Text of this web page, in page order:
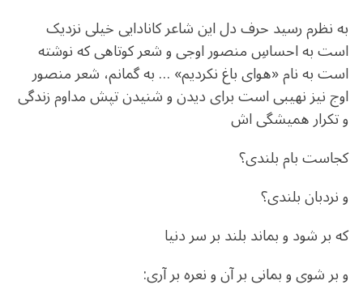
به نظرم رسید حرف دل این شاعر کانادایی خیلی نزدیک
است به احساسِ منصور اوجی و شعر کوتاهی که نوشته
است به نام «هوای باغ نکردیم» … به گمانم، شعر منصور
اوج نیز نهیبی است برای دیدن و شنیدن تپش مداوم زندگی
و تکرار همیشگی اش
کجاست بام بلندی؟
و نردبان بلندی؟
که بر شود و بماند بلند بر سر دنیا
و بر شوی و بمانی بر آن و نعره بر آری: